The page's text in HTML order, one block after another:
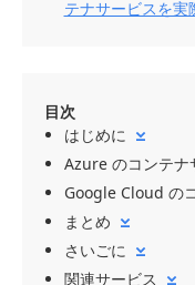
テナサービスを実
目次
はじめに
Azure のコンテナ
Google Cloud の
まとめ
さいごに
関連サービス